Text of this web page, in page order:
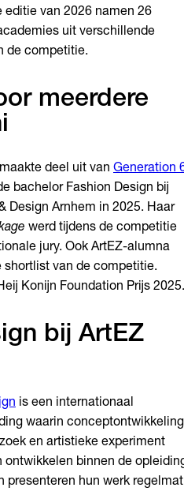
editie van 2026 namen 26
uit verschillende
de competitie.
meerdere
deel uit van Generation
bachelor Fashion Design bij
Design Arnhem in 2025. Haar
werd tijdens de competitie
jury. Ook ArtEZ-alumna
shortlist van de competitie.
Konijn Foundation Prijs 2025.
bij ArtEZ
is een internationaal
waarin
en artistieke experiment
ontwikkelen binnen de
presenteren hun werk